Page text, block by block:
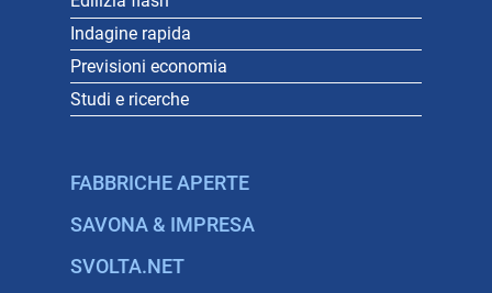
Indagine rapida
Previsioni economia
Studi e ricerche
FABBRICHE APERTE
SAVONA & IMPRESA
SVOLTA.NET